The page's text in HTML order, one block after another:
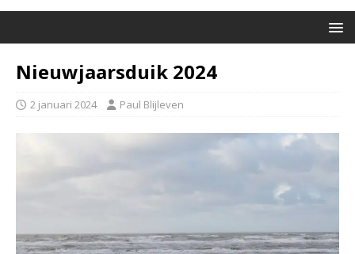
Nieuwjaarsduik 2024
2 januari 2024 Paul Blijleven